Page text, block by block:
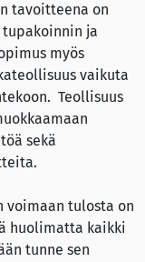
tavoitteena on
ja
myös
vaikuta
Teollisuus
sekä
voimaan tulosta on
huolimatta kaikki
tunne sen